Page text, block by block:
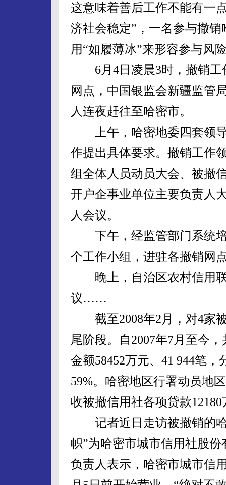
这意味着善后工作不能有一
济社会稳定”，一名参与撤
用“如履薄冰”来形容参与风
6月4日凌晨3时，撤销工
网点，中国银监会新疆监管
人连夜赶往至哈密市。
上午，哈密地委四套领导
作提出具体要求。撤销工作
组全体人员动员大会、被撤
开户企事业单位主要负责人
人会议。
下午，经监管部门系统培
个工作小组，进驻各撤销网
晚上，自治区农村信用联
议……
截至2008年2月，对4家
尾阶段。自2007年7月至今
金额58452万元、41 944笔
59%。哈密地区行署动员地
收被撤信用社各项贷款
记者近日走访被撤销的哈
帜”为哈密市城市信用社股
负责人表示，哈密市城市信